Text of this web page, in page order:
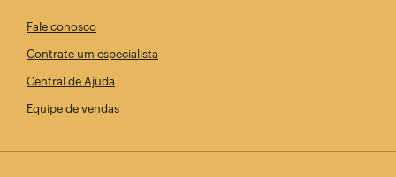
Fale conosco
Contrate um especialista
Central de Ajuda
Equipe de vendas